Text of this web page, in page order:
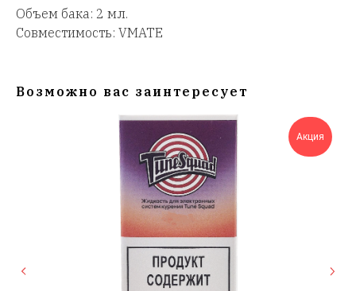
Объем бака: 2 мл.
Совместимость: VMATE
Возможно вас заинтересует
Акция